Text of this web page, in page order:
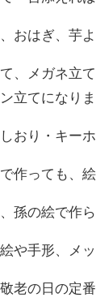
おはぎ、芋
、メガネ立
立てになりま
おり・キー
作っても、
孫の絵で作
や手形、メ
老の日の定